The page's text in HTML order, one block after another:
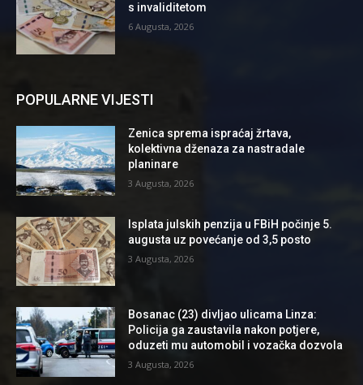
s invaliditetom
6 Augusta, 2026
POPULARNE VIJESTI
Zenica sprema ispraćaj žrtava,
kolektivna dženaza za nastradale
planinare
3 Augusta, 2026
Isplata julskih penzija u FBiH počinje 5.
augusta uz povećanje od 3,5 posto
3 Augusta, 2026
Bosanac (23) divljao ulicama Linza:
Policija ga zaustavila nakon potjere,
oduzeti mu automobil i vozačka dozvola
3 Augusta, 2026